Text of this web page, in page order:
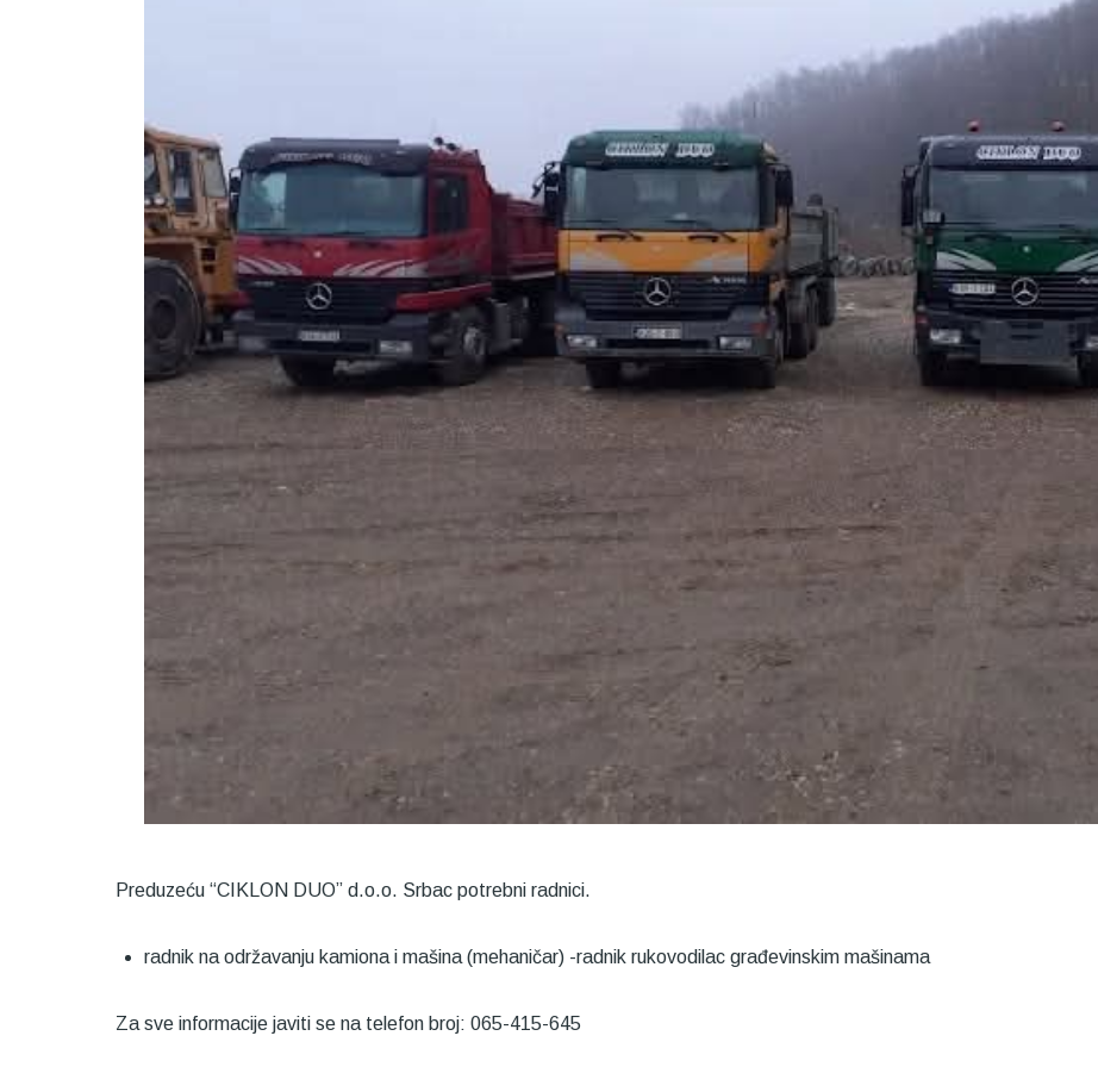
Preduzeću “CIKLON DUO” d.o.o. Srbac potrebni radnici.
radnik na održavanju kamiona i mašina (mehaničar) -radnik rukovodilac građevinskim mašinama
Za sve informacije javiti se na telefon broj: 065-415-645